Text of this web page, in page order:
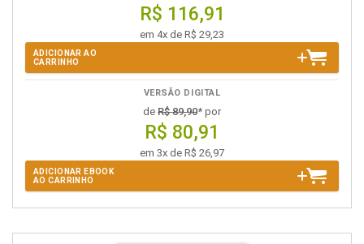
R$ 116,91
em 4x de R$ 29,23
ADICIONAR AO
CARRINHO
VERSÃO DIGITAL
de R$ 89,90* por
R$ 80,91
em 3x de R$ 26,97
ADICIONAR EBOOK
AO CARRINHO